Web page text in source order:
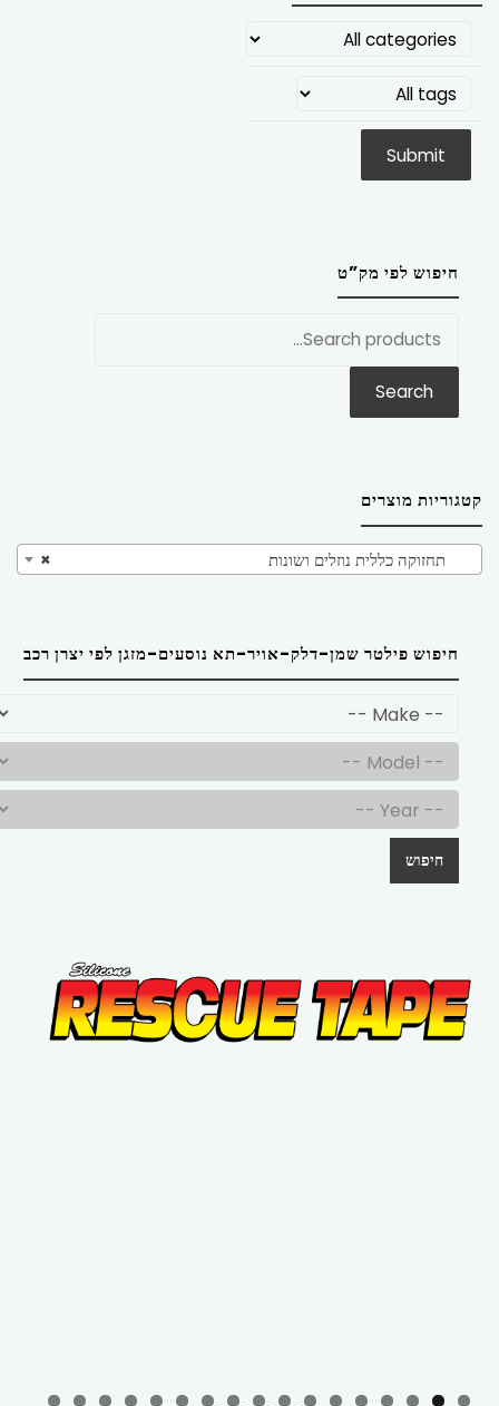
חיפוש לפי מק”ט
Search
קטגוריות מוצרים
× תחזוקה כללית נוזלים ושונות
חיפוש פילטר שמן-דלק-אויר-תא נוסעים-מזגן לפי יצרן רכב
חיפוש